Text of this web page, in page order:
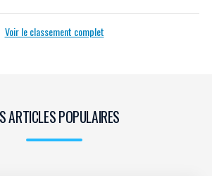
Voir le classement complet
ARTICLES POPULAIRES